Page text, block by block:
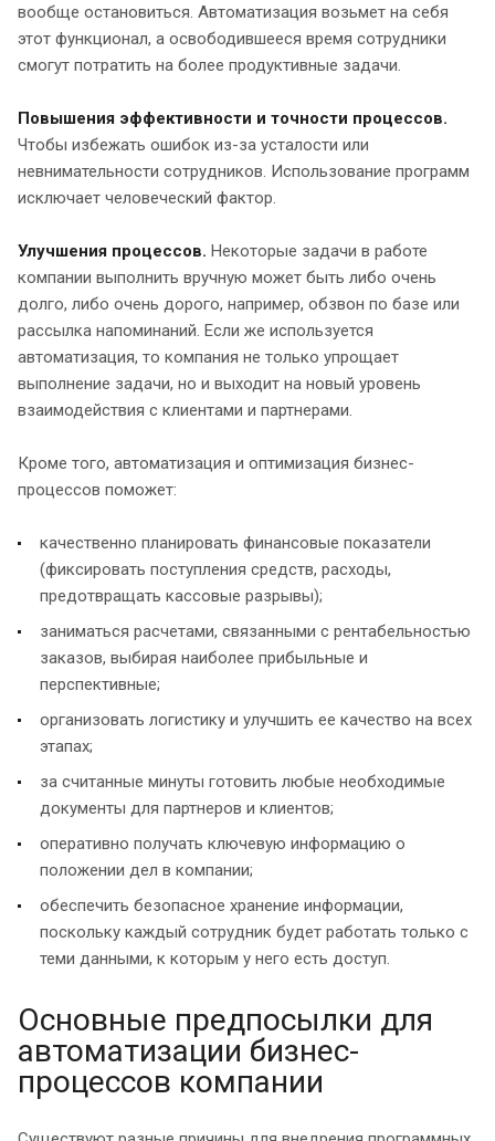
вообще остановиться. Автоматизация возьмет на себя
этот функционал, а освободившееся время сотрудники
смогут потратить на более продуктивные задачи.
Повышения эффективности и точности процессов.
Чтобы избежать ошибок из-за усталости или
невнимательности сотрудников. Использование программ
исключает человеческий фактор.
Улучшения процессов. Некоторые задачи в работе
компании выполнить вручную может быть либо очень
долго, либо очень дорого, например, обзвон по базе или
рассылка напоминаний. Если же используется
автоматизация, то компания не только упрощает
выполнение задачи, но и выходит на новый уровень
взаимодействия с клиентами и партнерами.
Кроме того, автоматизация и оптимизация бизнес-
процессов поможет:
качественно планировать финансовые показатели
(фиксировать поступления средств, расходы,
предотвращать кассовые разрывы);
заниматься расчетами, связанными с рентабельностью
заказов, выбирая наиболее прибыльные и
перспективные;
организовать логистику и улучшить ее качество на всех
этапах;
за считанные минуты готовить любые необходимые
документы для партнеров и клиентов;
оперативно получать ключевую информацию о
положении дел в компании;
обеспечить безопасное хранение информации,
поскольку каждый сотрудник будет работать только с
теми данными, к которым у него есть доступ.
Основные предпосылки для
автоматизации бизнес-
процессов компании